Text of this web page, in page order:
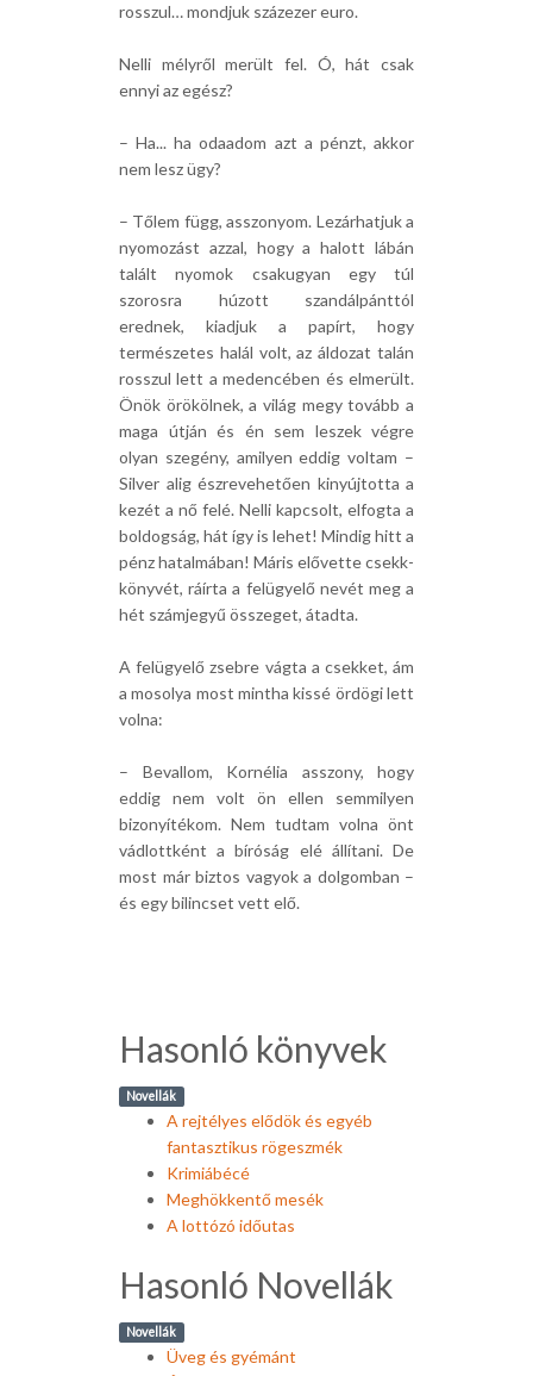
rosszul… mondjuk százezer euro.
Nelli mélyről merült fel. Ó, hát csak
ennyi az egész?
– Ha... ha odaadom azt a pénzt, akkor
nem lesz ügy?
– Tőlem függ, asszonyom. Lezárhatjuk a
nyomozást azzal, hogy a halott lábán
talált nyomok csakugyan egy túl
szorosra húzott szandálpánttól
erednek, kiadjuk a papírt, hogy
természetes halál volt, az áldozat talán
rosszul lett a medencében és elmerült.
Önök örökölnek, a világ megy tovább a
maga útján és én sem leszek végre
olyan szegény, amilyen eddig voltam –
Silver alig észrevehetően kinyújtotta a
kezét a nő felé. Nelli kapcsolt, elfogta a
boldogság, hát így is lehet! Mindig hitt a
pénz hatalmában! Máris elővette csekk-
könyvét, ráírta a felügyelő nevét meg a
hét számjegyű összeget, átadta.
A felügyelő zsebre vágta a csekket, ám
a mosolya most mintha kissé ördögi lett
volna:
– Bevallom, Kornélia asszony, hogy
eddig nem volt ön ellen semmilyen
bizonyítékom. Nem tudtam volna önt
vádlottként a bíróság elé állítani. De
most már biztos vagyok a dolgomban –
és egy bilincset vett elő.
Hasonló könyvek
Novellák
A rejtélyes elődök és egyéb
fantasztikus rögeszmék
Krimiábécé
Meghökkentő mesék
A lottózó időutas
Hasonló Novellák
Novellák
Üveg és gyémánt